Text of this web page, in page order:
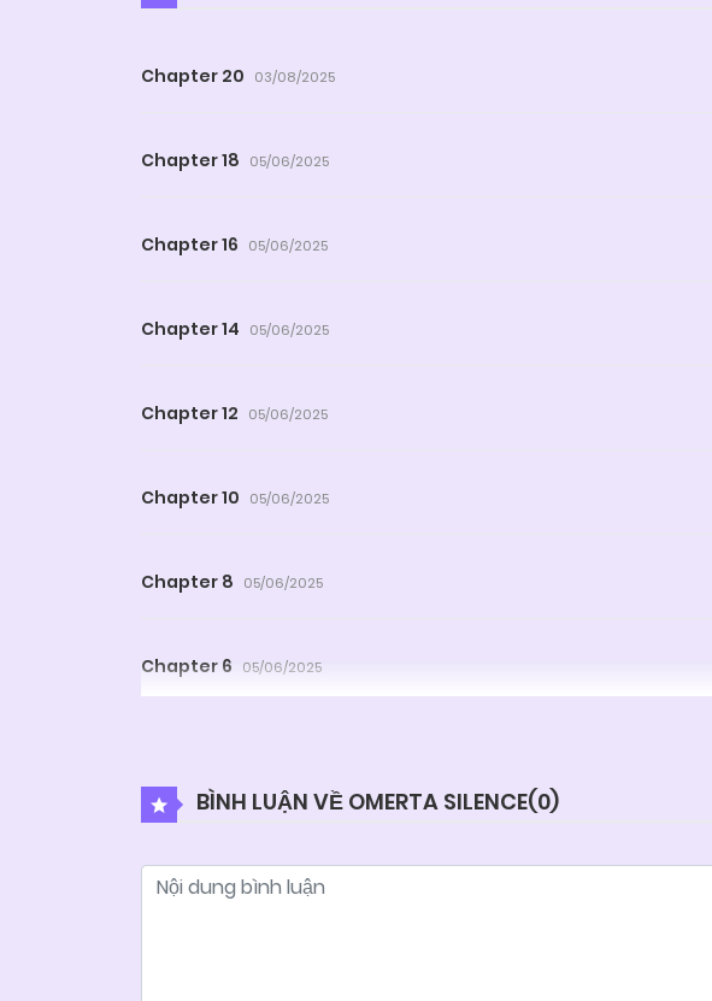
Chapter 20 03/08/2025
Chapter 18 05/06/2025
Chapter 16 05/06/2025
Chapter 14 05/06/2025
Chapter 12 05/06/2025
Chapter 10 05/06/2025
Chapter 8 05/06/2025
Chapter 6 05/06/2025
BÌNH LUẬN VỀ OMERTA SILENCE(0)